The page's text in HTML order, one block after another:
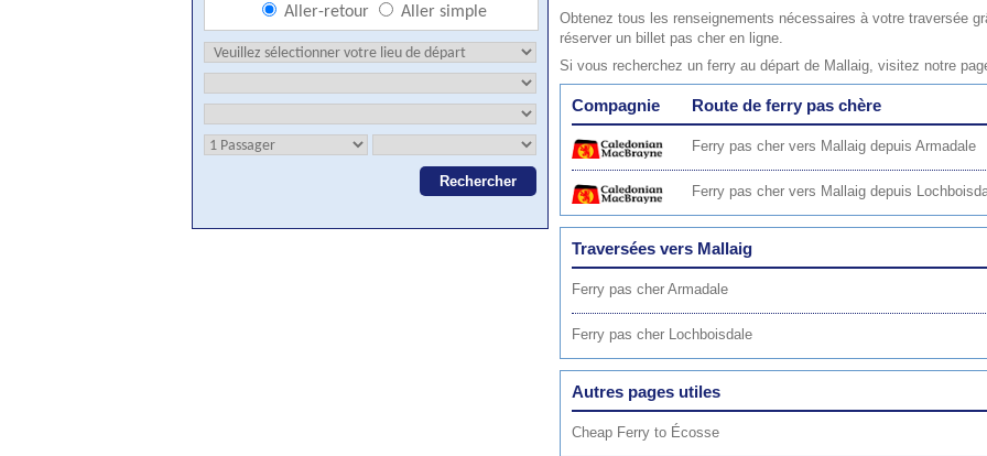
Obtenez tous les renseignements nécessaires à votre traversée
réserver un billet pas cher en ligne.
Si vous recherchez un ferry au départ de Mallaig, visitez notre
Compagnie Route de ferry pas chère
Ferry pas cher vers Mallaig depuis Armadale
Ferry pas cher vers Mallaig depuis
Traversées vers Mallaig
Ferry pas cher Armadale
Ferry pas cher Lochboisdale
Autres pages utiles
Cheap Ferry to Écosse